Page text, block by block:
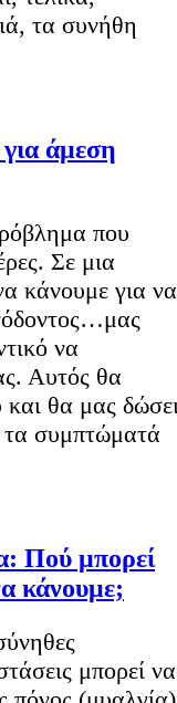
τα συνήθη
άμεση
που
Σε μια
κάνουμε για να
να
Αυτός θα
και θα μας
τα συμπτώματά
Πού μπορεί
κάνουμε;
μπορεί να